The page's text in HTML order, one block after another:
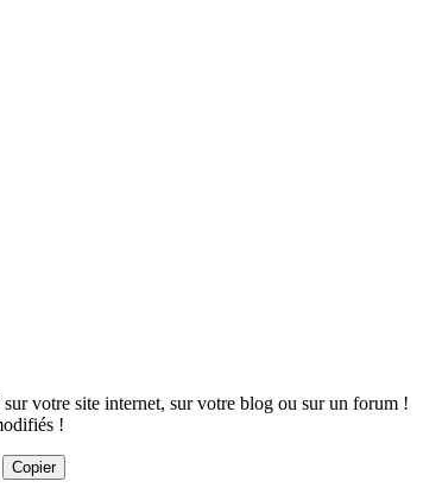
votre site internet, sur votre blog ou sur un forum !
!
Copier